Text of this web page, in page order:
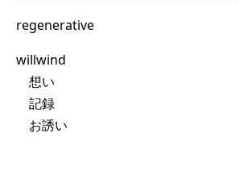
regenerative
willwind
想い
記録
お誘い